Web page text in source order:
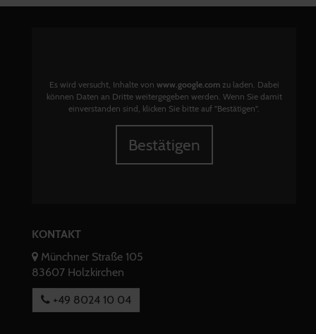
Es wird versucht, Inhalte von www.google.comzu laden. Dabei
können Daten an Dritte weitergegeben werden. Wenn Sie damit
einverstanden sind, klicken Sie bitte auf "Bestätigen".
Bestätigen
KONTAKT
Münchner Straße 105
83607 Holzkirchen
+49 8024 10 04